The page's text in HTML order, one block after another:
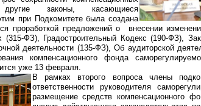
законы, касающиеся
при Подкомитете была создана
проработкой предложений о внесении
(315-ФЗ), Градостроительный Кодекс (190-ФЗ),
деятельности (135-ФЗ), Об аудиторской
компенсационного фонда
уже 13 февраля.
В рамках второго вопроса члены
ответственности руководителя
размещение средств компенсационного